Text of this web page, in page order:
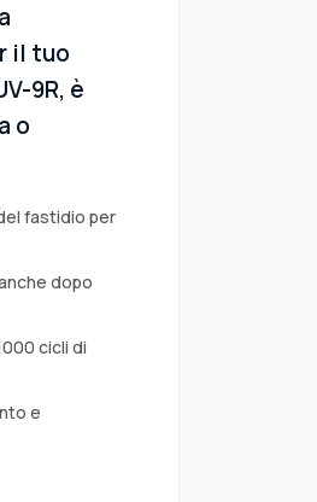
il tuo
9R, è
o
fastidio per
dopo
cicli di
e